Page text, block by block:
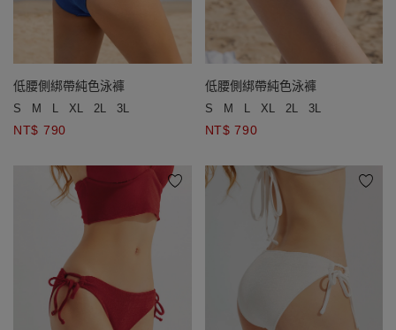
低腰側綁帶純色泳褲
S M L XL 2L 3L
NT$ 790
低腰側綁帶純色泳褲
S M L XL 2L 3L
NT$ 790